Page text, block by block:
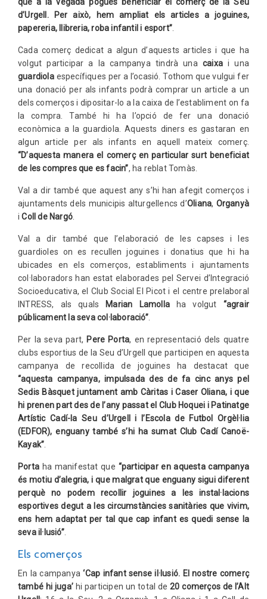
d’Urgell. Per això, hem ampliat els articles a joguines,
papereria, llibreria, roba infantil i esport”
Cada comerç dedicat a algun d’aquests articles i que ha
volgut participar a la campanya tindrà una caixai una
guardiolaespecífiques per a l’ocasió. Tothom que vulgui fer
una donació per als infants podrà comprar un article a un
dels comerços i dipositar-lo a la caixa de l’establiment on fa
la compra. També hi ha l’opció de fer una donació
econòmica a la guardiola. Aquests diners es gastaran en
algun article per als infants en aquell mateix comerç.
“D’aquesta manera el comerç en particular surt beneficiat
de les compres que es facin”, ha reblat Tomàs.
Val a dir també que aquest any s’hi han afegit comerços i
ajuntaments dels municipis alturgellencs d’Oliana, Organyà
iColl de Nargó
Val a dir també que l’elaboració de les capses i les
guardioles on es recullen joguines i donatius que hi ha
ubicades en els comerços, establiments i ajuntaments
col·laboradors han estat elaborades pel Servei d’Integració
Socioeducativa, el Club Social El Picot i el centre prelaboral
INTRESS, als quals
Marian Lamollaha volgut “agrair
públicament la seva col·laboració”.
Per la seva part, Pere Porta, en representació dels quatre
clubs esportius de la Seu d’Urgell que participen en aquesta
campanya de recollida de joguines ha destacat que
“aquesta campanya, impulsada des de fa cinc anys pel
Sedis Bàsquet juntament amb Càritas i Caser Oliana, i que
hi prenen part des de l’any passat el Club Hoquei i Patinatge
Artístic Cadí-la Seu d’Urgell i l’Escola de Futbol Orgèl·lia
(EDFOR), enguany també s’hi ha sumat Club Cadí Canoë-
Kayak”
Porta ha manifestat que “participar en aquesta campanya
és motiu d’alegria, i que malgrat que enguany sigui diferent
perquè no podem recollir joguines a les instal·lacions
esportives degut a les circumstàncies sanitàries que vivim,
ens hem adaptat per tal que cap infant es quedi sense la
seva il·lusió”.
Els comerços
En la campanya‘Cap infant sense il·lusió. El nostre comerç
també hi juga’ hi participen un total de20 comerços de l’Alt